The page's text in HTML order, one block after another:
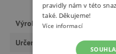
Výrobce
Určeno pro
pravidly nám v této
také. Děkujeme!
Více informací